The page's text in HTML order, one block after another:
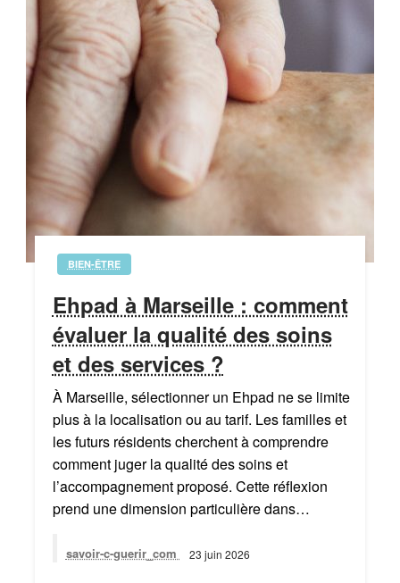
BIEN-ÊTRE
Ehpad à Marseille : comment
évaluer la qualité des soins
et des services ?
À Marseille, sélectionner un Ehpad ne se limite
plus à la localisation ou au tarif. Les familles et
les futurs résidents cherchent à comprendre
comment juger la qualité des soins et
l’accompagnement proposé. Cette réflexion
prend une dimension particulière dans…
savoir-c-guerir_com 23 juin 2026